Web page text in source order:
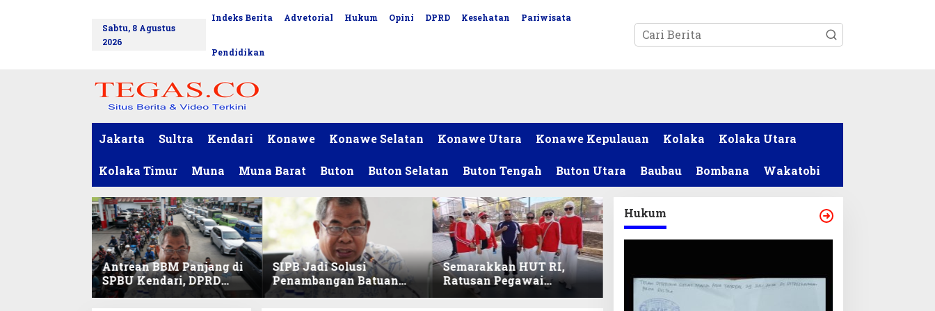
Sabtu, 8 Agustus
2026
Indeks Berita Advetorial Hukum Opini DPRD Kesehatan Pariwisata
Pendidikan
Jakarta Sultra Kendari Konawe Konawe Selatan Konawe Utara Konawe Kepulauan Kolaka Kolaka Utara
Kolaka Timur Muna Muna Barat Buton Buton Selatan Buton Tengah Buton Utara Baubau Bombana Wakatobi
Antrean BBM Panjang di
SPBU Kendari, DPRD
Sultra Duga Sistem
SIPB Jadi Solusi
Penambangan Batuan
Komoditas ex-Golongan
Semarakkan HUT RI,
Ratusan Pegawai
Sekretariat DPRD Sultra
Hukum